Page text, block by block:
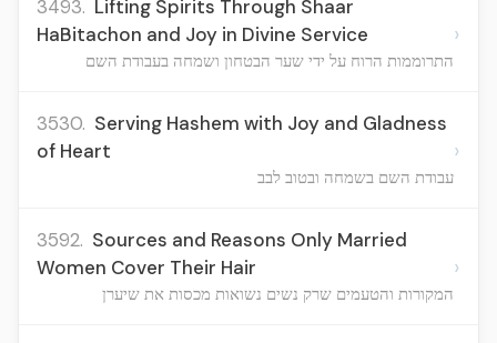
3493. Lifting Spirits Through Shaar
HaBitachon and Joy in Divine Service
התרוממות הרוח על ידי שער הבטחון ושמחה בעבודת השם
›
3530. Serving Hashem with Joy and Gladness
of Heart
עבודת השם בשמחה ובטוב לבב
›
3592. Sources and Reasons Only Married
Women Cover Their Hair
המקורות והטעמים שרק נשים נשואות מכסות את שיערן
›